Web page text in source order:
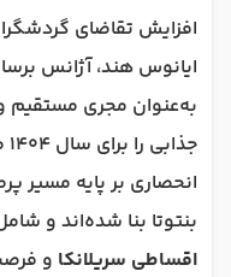
افزایش تقاضای
ایانوس هند، آژانس
به‌عنوان مجری
انحصاری بر پایه مسیر
بنتوتا بنا شده‌اند و
اقساطی سریلانکا و